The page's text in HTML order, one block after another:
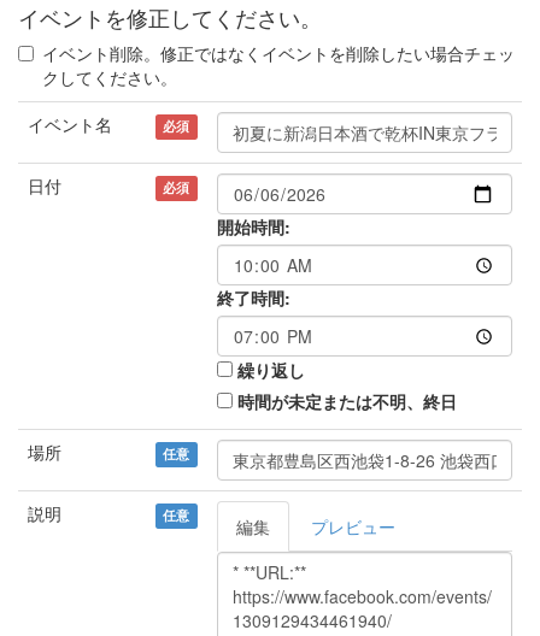
イベントを修正してください。
イベント削除。修正ではなくイベントを削除したい場合チェッ
クしてください。
イベント名
必須
日付 必須
開始時間:
終了時間:
繰り返し
時間が未定または不明、終日
場所 任意
説明 任意 編集 プレビュー